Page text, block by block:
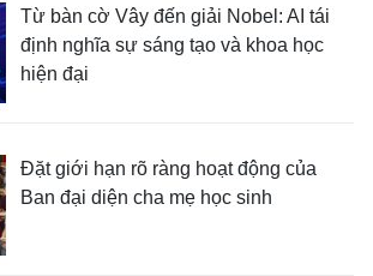
Từ bàn cờ Vây đến giải Nobel: AI tái
định nghĩa sự sáng tạo và khoa học
hiện đại
Đặt giới hạn rõ ràng hoạt động của
Ban đại diện cha mẹ học sinh